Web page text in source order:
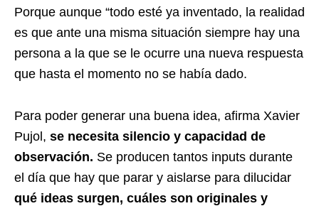
Porque aunque “todo esté ya inventado, la realidad
es que ante una misma situación siempre hay una
persona a la que se le ocurre una nueva respuesta
que hasta el momento no se había dado.
Para poder generar una buena idea, afirma Xavier
Pujol, se necesita silencio y capacidad de
observación. Se producen tantos inputs durante
el día que hay que parar y aislarse para dilucidar
qué ideas surgen, cuáles son originales y